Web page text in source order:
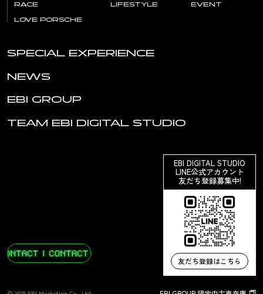
SPECIAL EXPERIENCE
NEWS
EBI GROUP
TEAM EBI DIGITAL STUDIO
RACE LIFESTYLE EVENT
LOVE PORSCHE
EBI DIGITAL STUDIO
LINE公式アカウント
友だち登録募集中!
友だち登録はこちら